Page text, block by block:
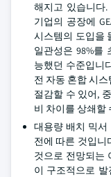
해지고 있습니다
기업의 공장에
시스템의 도입을
일관성은 98%를
능했던 수준입니
전 자동 혼합 시
절감할 수 있어,
비 차이를 상쇄할
대용량 배치 믹
전에 따른 것입니
것으로 전망되는
이 구조적으로